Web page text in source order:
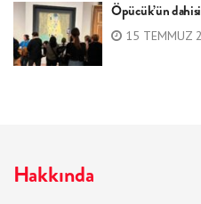
Öpücük’ün
15 TEMMUZ
Hakkında